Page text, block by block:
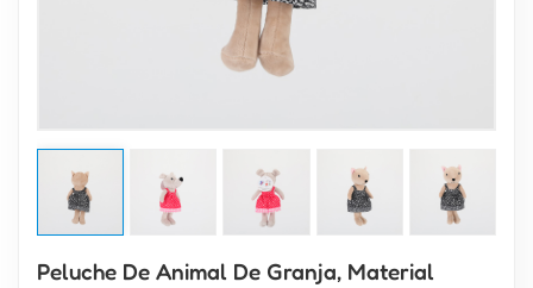
Peluche De Animal De Granja, Material